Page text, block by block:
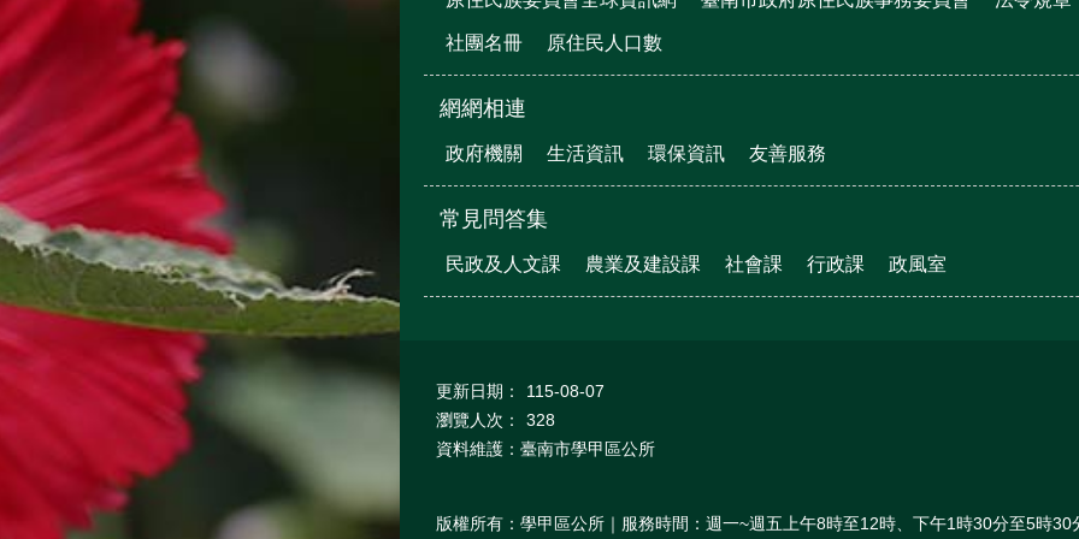
社團名冊 原住民人口數
網網相連
政府機關 生活資訊 環保資訊 友善服務
常見問答集
民政及人文課 農業及建設課 社會課 行政課 政風室
更新日期：
115-08-07
瀏覽人次：
328
資料維護：臺南市學甲區公所
版權所有：學甲區公所｜服務時間：週一~週五上午8時至12時、下午1時30分至5時30